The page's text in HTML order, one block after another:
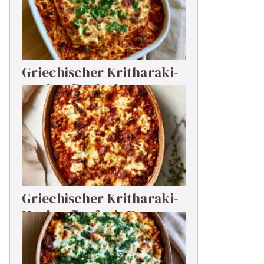
Griechischer Kritharaki-
Hackauflauf mit Feta
Griechischer Kritharaki-
Hackauflauf mit Feta